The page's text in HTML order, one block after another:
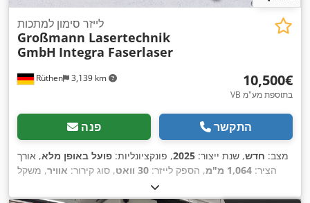
Rüthen 3,139 km
לייזר סימון למתכות
Großmann Lasertechnik
GmbH Integra Faserlaser
‏10,500 ‏€
VB בתוספת מע"מ
פנה התקשר
מצב: חדש, שנת ייצור: 2025, פונקציונליות: פועל באופן מלא, אורך
הציר: 1,064 מ"מ , הספק לייזר: 30 וואט , סוג קירור: אוויר, משקל
12 חודשים
מ"מ, רוחב אזור הסריקה:220 מ"מ ,